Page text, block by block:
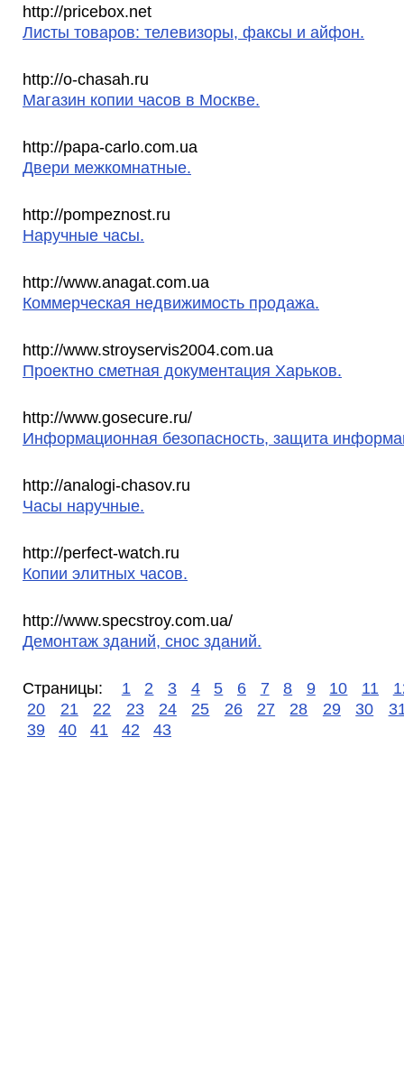
http://pricebox.net
Листы товаров: телевизоры, факсы и айфон.
http://o-chasah.ru
Магазин копии часов в Москве.
http://papa-carlo.com.ua
Двери межкомнатные.
http://pompeznost.ru
Наручные часы.
http://www.anagat.com.ua
Коммерческая недвижимость продажа.
http://www.stroyservis2004.com.ua
Проектно сметная документация Харьков.
http://www.gosecure.ru/
Информационная безопасность, защита
http://analogi-chasov.ru
Часы наручные.
http://perfect-watch.ru
Копии элитных часов.
http://www.specstroy.com.ua/
Демонтаж зданий, снос зданий.
Страницы: 1 2 3 4 5 6 7 8 9 10 11
20
21 22 23 24 25 26 27 28 29 30
39
40 41 42 43